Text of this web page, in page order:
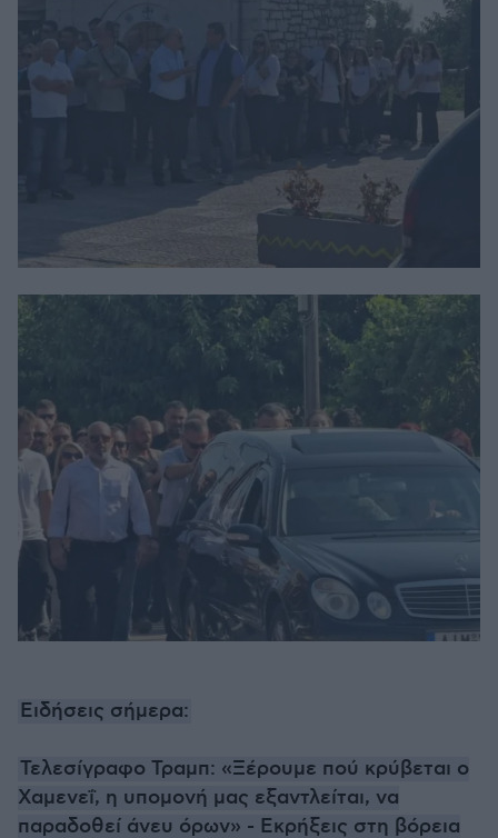
Ειδήσεις σήμερα:
Τελεσίγραφο Τραμπ: «Ξέρουμε πού κρύβεται ο
Χαμενεΐ, η υπομονή μας εξαντλείται, να
παραδοθεί άνευ όρων» - Εκρήξεις στη βόρεια